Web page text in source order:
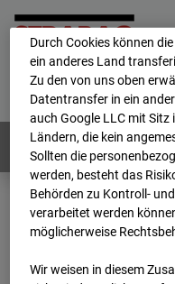
Home E-Mail
Deutsch / English
Webcams: Alle
Home
BC-189 - BV-
Archiv
2026
Durch Cookies können
ein anderes Land
Zu den von uns oben
Datentransfer in ein
auch Google LLC mit Sitz
Ländern, die kein
Sollten die
werden, besteht das
Behörden zu Kontroll-
verarbeitet werden
möglicherweise
Wir weisen in diesem